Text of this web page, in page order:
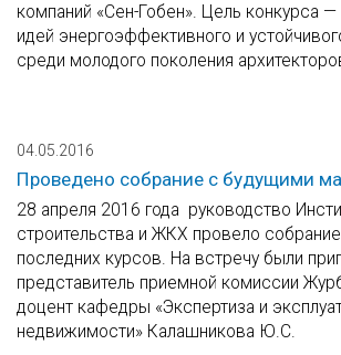
компаний «Сен-Гобен». Цель конкурса —
идей энергоэффективного и
среди молодого поколения
04.05.2016
Проведено собрание с будущими
28 апреля 2016 года руководство
строительства и ЖКХ провело
последних курсов. На встречу были
представитель приемной комиссии
доцент кафедры «Экспертиза и
недвижимости» Калашникова Ю.С.